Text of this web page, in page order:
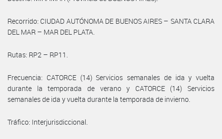
Recorrido: CIUDAD AUTÓNOMA DE BUENOS AIRES – SANTA CLARA
DEL MAR – MAR DEL PLATA.
Rutas: RP2 – RP11.
Frecuencia: CATORCE (14) Servicios semanales de ida y vuelta
durante la temporada de verano y CATORCE (14) Servicios
semanales de ida y vuelta durante la temporada de invierno.
Tráfico: Interjurisdiccional.